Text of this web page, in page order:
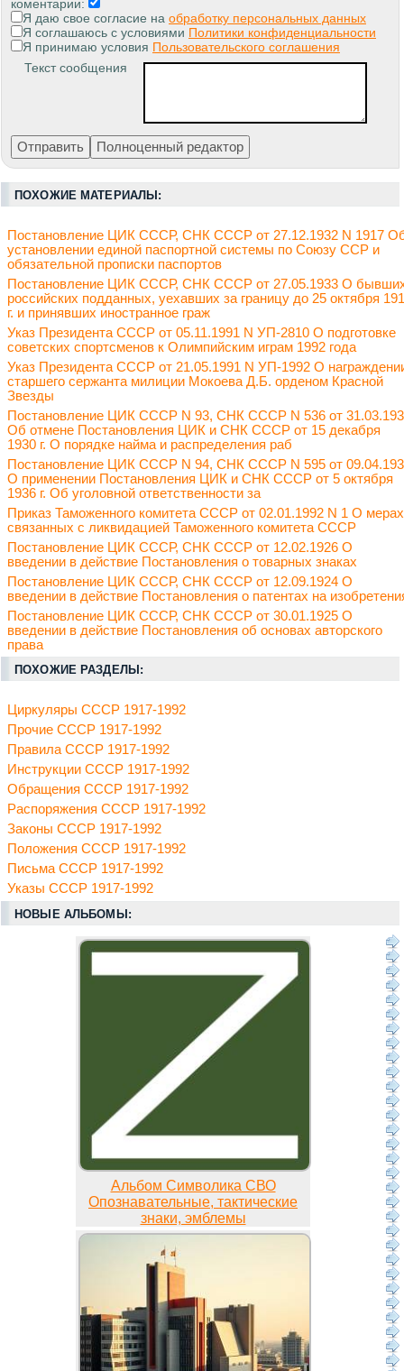
коментарии:
Я даю свое согласие на обработку персональных данных
Я соглашаюсь с условиями Политики конфиденциальности
Я принимаю условия Пользовательского соглашения
Текст сообщения
ПОХОЖИЕ МАТЕРИАЛЫ:
Постановление ЦИК СССР, СНК СССР от 27.12.1932 N 1917
установлении единой паспортной системы по Союзу ССР и
обязательной прописки паспортов
Постановление ЦИК СССР, СНК СССР от 27.05.1933 О
российских подданных, уехавших за границу до 25 октября
г. и принявших иностранное граж
Указ Президента СССР от 05.11.1991 N УП-2810 О подготовке
советских спортсменов к Олимпийским играм 1992 года
Указ Президента СССР от 21.05.1991 N УП-1992 О
старшего сержанта милиции Мокоева Д.Б. орденом Красной
Звезды
Постановление ЦИК СССР N 93, СНК СССР N 536 от
Об отмене Постановления ЦИК и СНК СССР от 15 декабря
1930 г. О порядке найма и распределения раб
Постановление ЦИК СССР N 94, СНК СССР N 595 от
О применении Постановления ЦИК и СНК СССР от 5 октября
1936 г. Об уголовной ответственности за
Приказ Таможенного комитета СССР от 02.01.1992 N 1 О
связанных с ликвидацией Таможенного комитета СССР
Постановление ЦИК СССР, СНК СССР от 12.02.1926 О
введении в действие Постановления о товарных знаках
Постановление ЦИК СССР, СНК СССР от 12.09.1924 О
введении в действие Постановления о патентах на
Постановление ЦИК СССР, СНК СССР от 30.01.1925 О
введении в действие Постановления об основах авторского
права
ПОХОЖИЕ РАЗДЕЛЫ:
Циркуляры СССР 1917-1992
Прочие СССР 1917-1992
Правила СССР 1917-1992
Инструкции СССР 1917-1992
Обращения СССР 1917-1992
Распоряжения СССР 1917-1992
Законы СССР 1917-1992
Положения СССР 1917-1992
Письма СССР 1917-1992
Указы СССР 1917-1992
НОВЫЕ АЛЬБОМЫ:
Альбом Символика СВО
Опознавательные, тактические
знаки, эмблемы